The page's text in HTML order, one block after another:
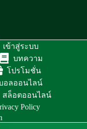
เข้าสู่ระบบ
บทความ
โปรโมชั่น
อลออนไลน์
สล็อตออนไลน์
Policy